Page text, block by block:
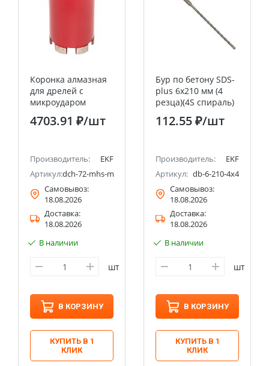
Коронка алмазная
для дрелей с
микроударом
пылеудаление)
Professional
4703.91 ₽/шт
Производитель:
EKF
Артикул:dch-72-mhs-m16
Самовывоз:
18.08.2026
Доставка:
18.08.2026
В наличии
шт
В КОРЗИНУ
КУПИТЬ В 1
КЛИК
Бур по бетону SDS-
plus 6х210 мм (4
резца)(4S спираль)
EKF Expert
112.55 ₽/шт
Производитель:
EKF
Артикул: db-6-210-4x4
Самовывоз:
18.08.2026
Доставка:
18.08.2026
В наличии
шт
В КОРЗИНУ
КУПИТЬ В 1
КЛИК